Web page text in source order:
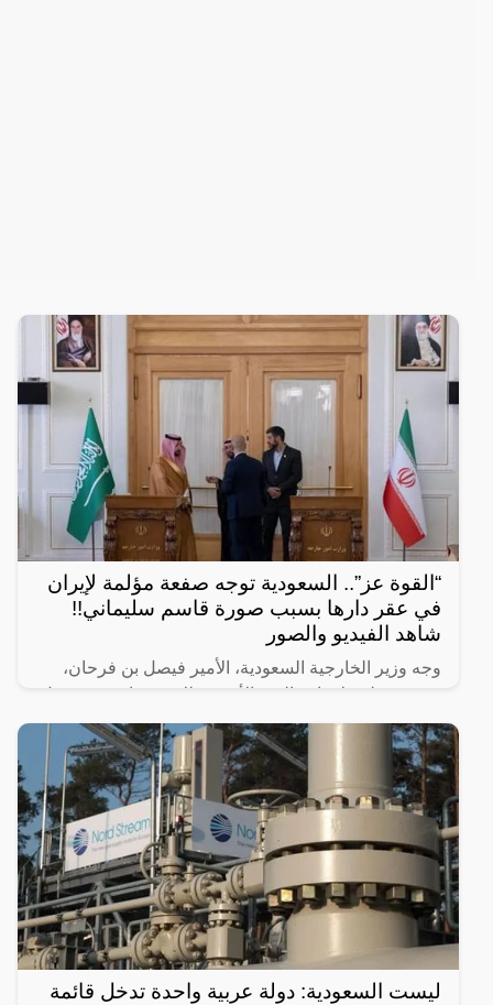
“القوة عز”.. السعودية توجه صفعة مؤلمة لإيران
في عقر دارها بسبب صورة قاسم سليماني!!
شاهد الفيديو والصور
وجه وزير الخارجية السعودية، الأمير فيصل بن فرحان،
صفعة مؤلمة لإيران، اليوم الأحد، وذلك عندما رفض دخول
القاعة التي كانت مقررة لإنعقاد المؤتمر الصحفي
المشترك مع
ليست السعودية: دولة عربية واحدة تدخل قائمة